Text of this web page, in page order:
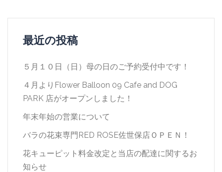
ゲ
ー
シ
ョ
ン
最近の投稿
５月１０日（日）母の日のご予約受付中です！
４月よりFlower Balloon 09 Cafe and DOG
PARK 店がオープンしました！
年末年始の営業について
バラの花束専門RED ROSE佐世保店ＯＰＥＮ！
花キューピット料金改定と当店の配達に関するお
知らせ